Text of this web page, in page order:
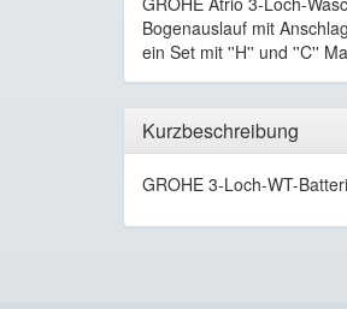
Bogenauslauf mit
ein Set mit ''H'' und ''C''
Kurzbeschreibung
GROHE 3-Loch-WT-